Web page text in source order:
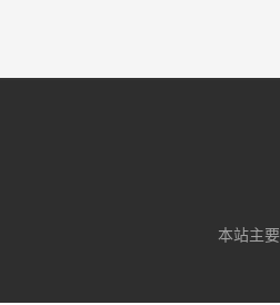
本站主